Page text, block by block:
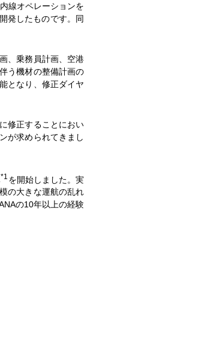
線オペレーションを
発したものです。同
、乗務員計画、空港
う機材の整備計画の
となり、修正ダイヤ
修正することにおい
が求められてきまし
*1 を開始しました。実
の大きな運航の乱れ
の10年以上の経験